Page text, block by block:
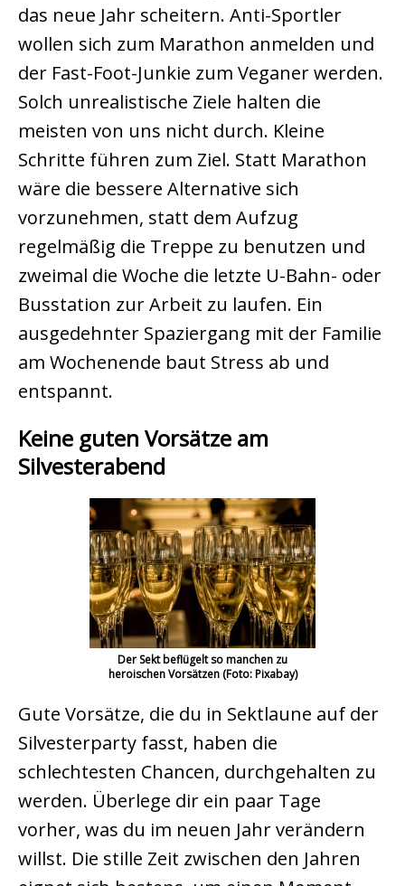
das neue Jahr scheitern. Anti-Sportler
wollen sich zum Marathon anmelden und
der Fast-Foot-Junkie zum Veganer werden.
Solch unrealistische Ziele halten die
meisten von uns nicht durch. Kleine
Schritte führen zum Ziel. Statt Marathon
wäre die bessere Alternative sich
vorzunehmen, statt dem Aufzug
regelmäßig die Treppe zu benutzen und
zweimal die Woche die letzte U-Bahn- oder
Busstation zur Arbeit zu laufen. Ein
ausgedehnter Spaziergang mit der Familie
am Wochenende baut Stress ab und
entspannt.
Keine guten Vorsätze am
Silvesterabend
Der Sekt beflügelt so manchen zu
heroischen Vorsätzen (Foto: Pixabay)
Gute Vorsätze, die du in Sektlaune auf der
Silvesterparty fasst, haben die
schlechtesten Chancen, durchgehalten zu
werden. Überlege dir ein paar Tage
vorher, was du im neuen Jahr verändern
willst. Die stille Zeit zwischen den Jahren